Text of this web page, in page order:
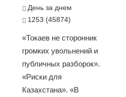
День за днем
1253 (45874)
«Токаев не сторонник
громких увольнений и
публичных разборок».
«Риски для
Казахстана». «В